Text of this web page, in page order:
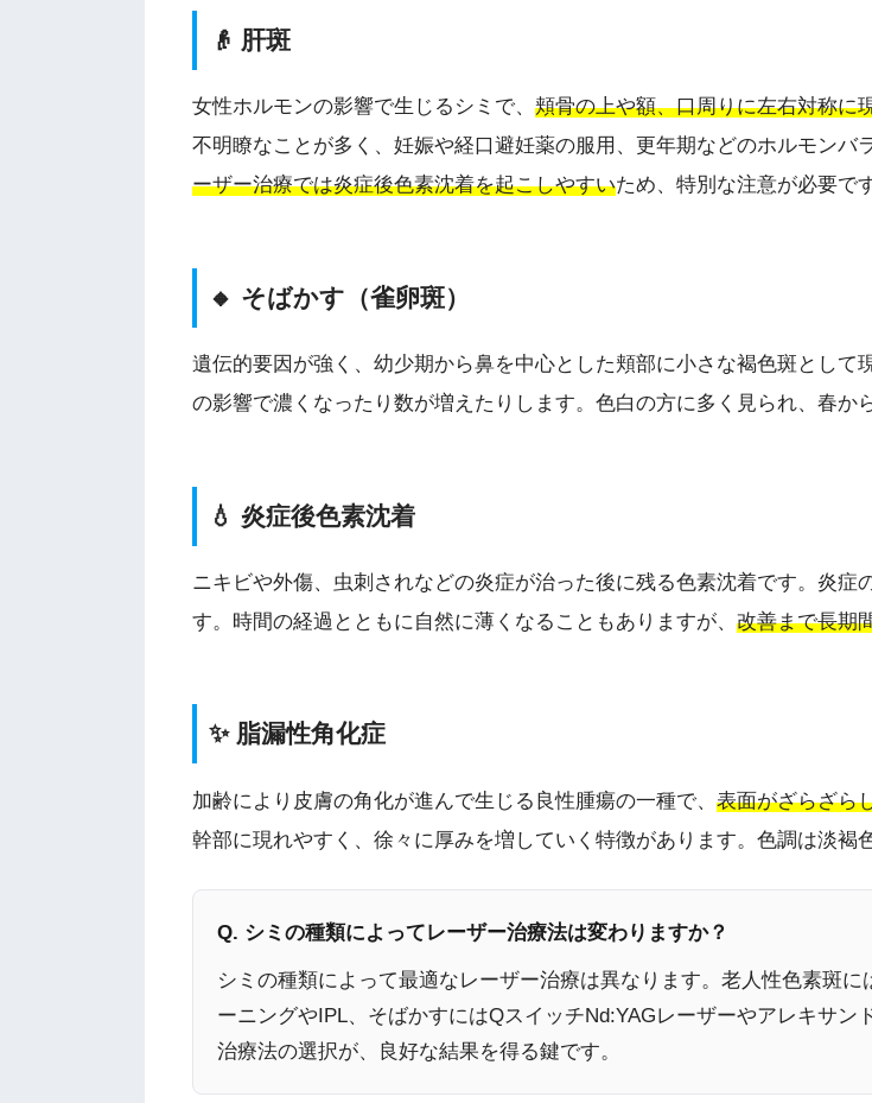
👴 肝斑
女性ホルモンの影響で生じるシミで、 頬骨の上や額、口周りに左右対称に
不明瞭なことが多く、妊娠や経口避妊薬の服用、更年期などのホルモンバ
ーザー治療では炎症後色素沈着を起こしやすいため、特別な注意が必要です
🔸 そばかす（雀卵斑）
遺伝的要因が強く、幼少期から鼻を中心とした頬部に小さな褐色斑として
の影響で濃くなったり数が増えたりします。色白の方に多く見られ、春か
💧 炎症後色素沈着
ニキビや外傷、虫刺されなどの炎症が治った後に残る色素沈着です。炎
す。時間の経過とともに自然に薄くなることもありますが、 改善まで長期
✨ 脂漏性角化症
加齢により皮膚の角化が進んで生じる良性腫瘍の一種で、 表面がざらざら
幹部に現れやすく、徐々に厚みを増していく特徴があります。色調は淡褐
Q. シミの種類によってレーザー治療法は変わりますか？
シミの種類によって最適なレーザー治療は異なります。老人性色素斑
ーニングやIPL、そばかすにはQスイッチNd:YAGレーザーやアレキサン
治療法の選択が、良好な結果を得る鍵です。